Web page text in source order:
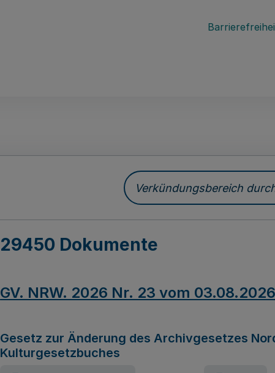
Verkündungsbereich
29450 Dokumente
GV. NRW. 2026 Nr. 23 vom 03.08.2026
Gesetz zur Änderung des Archivgesetzes
Kulturgesetzbuches